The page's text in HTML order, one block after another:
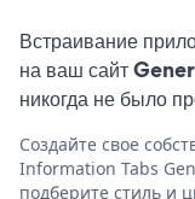
Встраивание
на ваш сайт
никогда не было
Создайте свое
Information Tabs
подберите стиль и